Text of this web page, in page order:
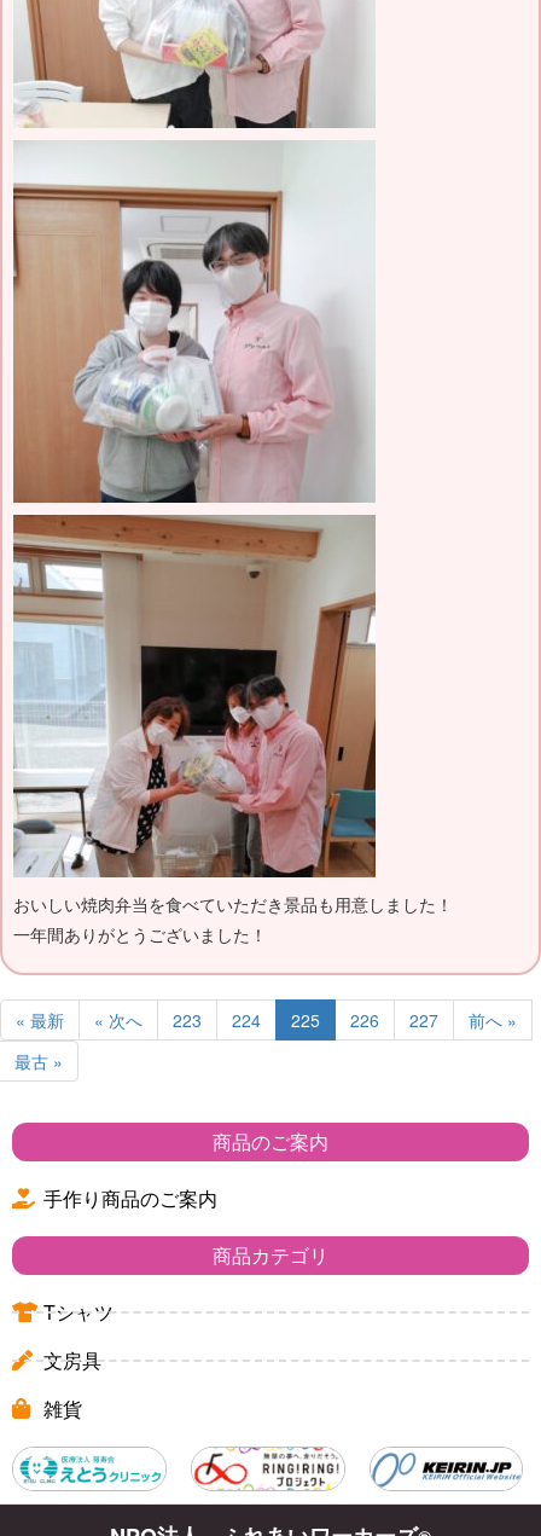
おいしい焼肉弁当を食べていただき景品も用意しました！
一年間ありがとうございました！
« 最新 « 次へ 223 224 225 226 227
前へ »
最古 »
商品のご案内
手作り商品のご案内
商品カテゴリ
Tシャツ
文房具
雑貨